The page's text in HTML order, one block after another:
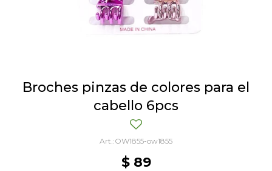
Broches pinzas de colores para el
cabello 6pcs
OW1855-ow1855
$ 89